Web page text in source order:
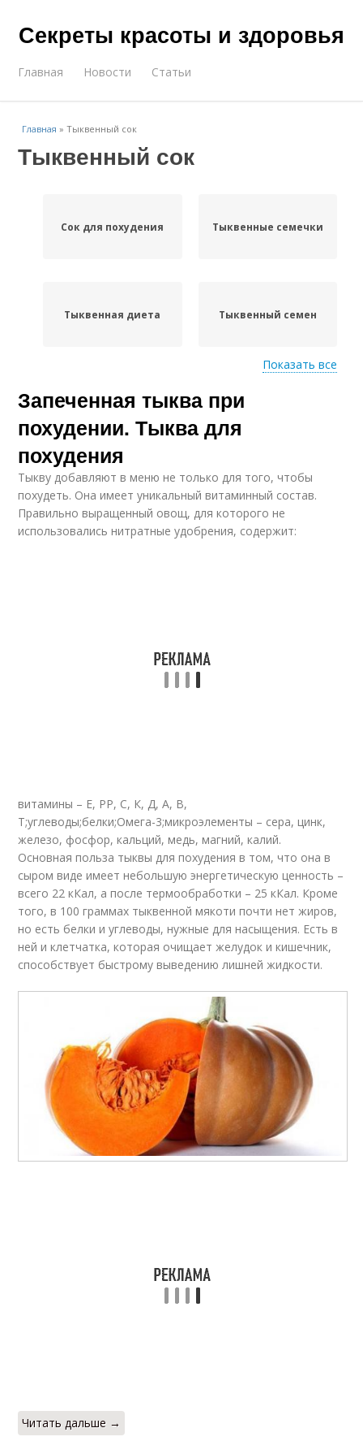
Секреты красоты и здоровья
Главная Новости Статьи
Главная »Тыквенный сок
Тыквенный сок
Сок для похудения Тыквенные семечки
Тыквенная диета Тыквенный семен
Тыквенное масло Тыквенный хлеб
Тыквенная запеканка Тыквенные котлеты
Масло из тыквенных
Тыквенные блюда Тыквенное рагу
Тыквенный суп Тыквенные супы
Показать все
Запеченная тыква при
похудении. Тыква для
похудения
Тыкву добавляют в меню не только для того, чтобы
похудеть. Она имеет уникальный витаминный состав.
Правильно выращенный овощ, для которого не
использовались нитратные удобрения, содержит:
витамины – Е, РР, С, К, Д, А, В,
Т;углеводы;белки;Омега-3;микроэлементы – сера, цинк,
железо, фосфор, кальций, медь, магний, калий.
Основная польза тыквы для похудения в том, что она в
сыром виде имеет небольшую энергетическую ценность –
всего 22 кКал, а после термообработки – 25 кКал. Кроме
того, в 100 граммах тыквенной мякоти почти нет жиров,
но есть белки и углеводы, нужные для насыщения. Есть в
ней и клетчатка, которая очищает желудок и кишечник,
способствует быстрому выведению лишней жидкости.
Читать дальше →